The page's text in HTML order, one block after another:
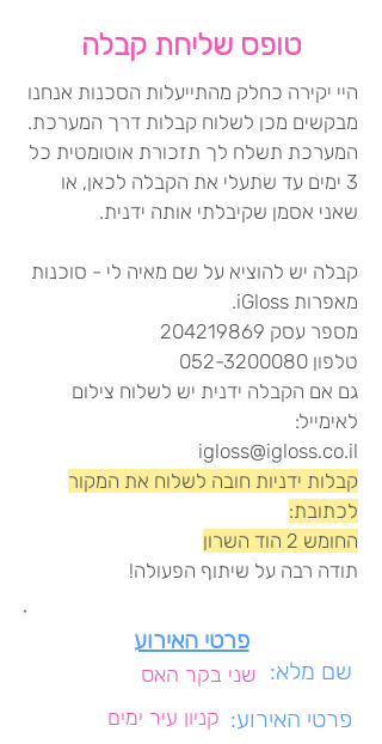
טופס שליחת קבלה
היי יקירה כחלק מהתייעלות הסכנות אנחנו
מבקשים מכן לשלוח קבלות דרך המערכת.
המערכת תשלח לך תזכורת אוטומטית כל
3 ימים עד שתעלי את הקבלה לכאן, או
שאני אסמן שקיבלתי אותה ידנית.
קבלה יש להוציא על שם מאיה לי - סוכנות
מאפרות iGloss.
מספר עסק 204219869
טלפון 052-3200080
גם אם הקבלה ידנית יש לשלוח צילום
לאימייל:
igloss@igloss.co.il
קבלות ידניות חובה לשלוח את המקור
לכתובת:
החומש 2 הוד השרון
תודה רבה על שיתוף הפעולה!
פרטי האירוע
שני בקר האס שם מלא:
קניון עיר ימים פרטי האירוע: